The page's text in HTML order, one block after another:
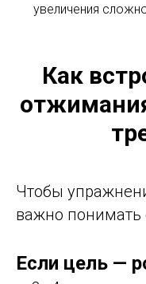
увеличения
Как
Чтобы
важно понимать
Если цель —